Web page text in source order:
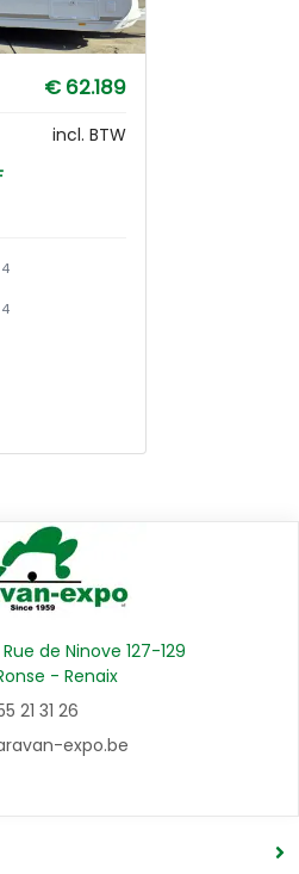
€ 62.189
incl. BTW
4
4
de Ninove 127-129
- Renaix
21 31 26
expo.be